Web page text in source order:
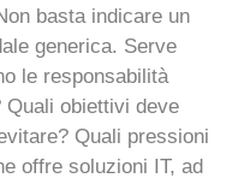
basta indicare un
generica. Serve
le responsabilità
obiettivi deve
Quali pressioni
offre soluzioni IT, ad